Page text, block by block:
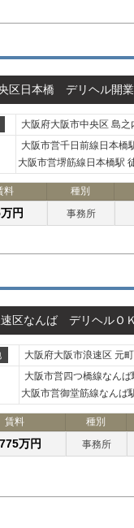
区日本橋 デリヘル開業
大阪府大阪市中央区 島之
大阪市営千日前線日本橋
大阪市営堺筋線日本橋駅
料 種別
円 事務所
区なんば デリヘルＯ
大阪府大阪市浪速区 元
大阪市営四つ橋線なん
大阪市営御堂筋線なんば
賃料 種別
万円 事務所